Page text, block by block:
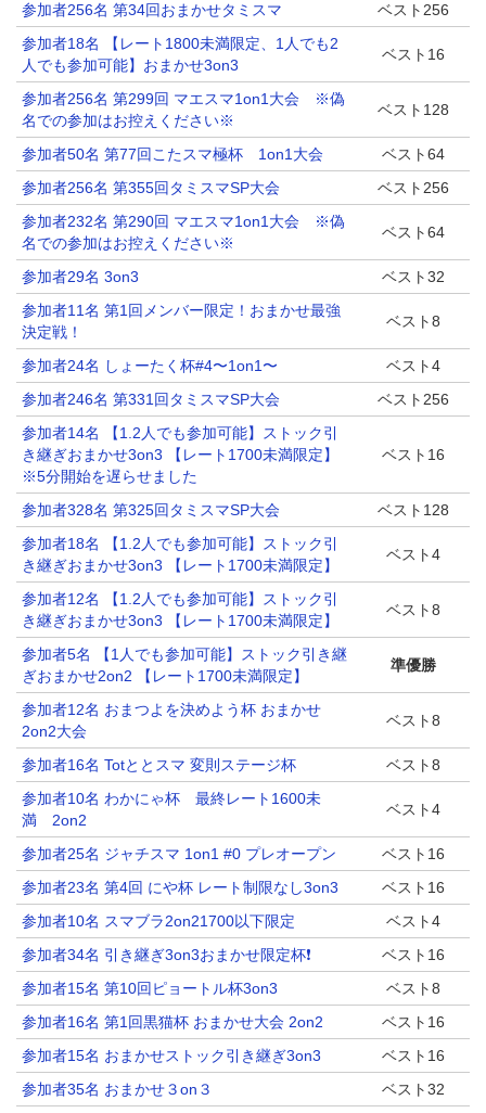
参加者256名 第34回おまかせタミスマ
ベスト256
参加者18名 【レート1800未満限定、1人でも2
人でも参加可能】おまかせ3on3
ベスト16
参加者256名 第299回 マエスマ1on1大会 ※偽
名での参加はお控えください※
ベスト128
参加者50名 第77回こたスマ極杯 1on1大会
ベスト64
参加者256名 第355回タミスマSP大会
ベスト256
参加者232名 第290回 マエスマ1on1大会 ※偽
名での参加はお控えください※
ベスト64
参加者29名 3on3
ベスト32
参加者11名 第1回メンバー限定！おまかせ最強
決定戦！
ベスト8
参加者24名 しょーたく杯#4〜1on1〜
ベスト4
参加者246名 第331回タミスマSP大会
ベスト256
参加者14名 【1.2人でも参加可能】ストック引
き継ぎおまかせ3on3 【レート1700未満限定】
※5分開始を遅らせました
ベスト16
参加者328名 第325回タミスマSP大会
ベスト128
参加者18名 【1.2人でも参加可能】ストック引
き継ぎおまかせ3on3 【レート1700未満限定】
ベスト4
参加者12名 【1.2人でも参加可能】ストック引
き継ぎおまかせ3on3 【レート1700未満限定】
ベスト8
参加者5名 【1人でも参加可能】ストック引き継
ぎおまかせ2on2 【レート1700未満限定】
準優勝
参加者12名 おまつよを決めよう杯 おまかせ
2on2大会
ベスト8
参加者16名 Totととスマ 変則ステージ杯
ベスト8
参加者10名 わかにゃ杯 最終レート1600未
満 2on2
ベスト4
参加者25名 ジャチスマ 1on1 #0 プレオープン
ベスト16
参加者23名 第4回 にや杯 レート制限なし3on3
ベスト16
参加者10名 スマブラ2on21700以下限定
ベスト4
参加者34名 引き継ぎ3on3おまかせ限定杯❗️
ベスト16
参加者15名 第10回ピョートル杯3on3
ベスト8
参加者16名 第1回黒猫杯 おまかせ大会 2on2
ベスト16
参加者15名 おまかせストック引き継ぎ3on3
ベスト16
参加者35名 おまかせ３on３
ベスト32